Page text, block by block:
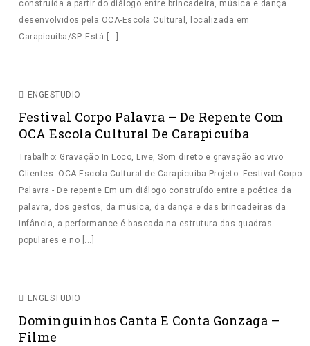
construída a partir do diálogo entre brincadeira, música e dança
desenvolvidos pela OCA-Escola Cultural, localizada em
Carapicuíba/SP. Está [...]
FINALIZAÇÃO GRAVAÇÃO AO VIVO
GRAVAÇÃO IN
LOCO
MASTERIZAÇÃO
ENGESTUDIO
Festival Corpo Palavra – De Repente Com
OCA Escola Cultural De Carapicuíba
Trabalho: Gravação In Loco, Live, Som direto e gravação ao vivo
Clientes: OCA Escola Cultural de Carapicuiba Projeto: Festival Corpo
Palavra - De repente Em um diálogo construído entre a poética da
palavra, dos gestos, da música, da dança e das brincadeiras da
infância, a performance é baseada na estrutura das quadras
populares e no [...]
ENGESTUDIO
Dominguinhos Canta E Conta Gonzaga –
Filme